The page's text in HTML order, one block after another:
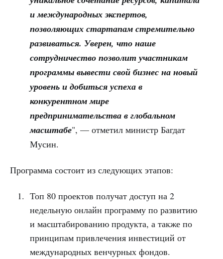
и международных экспертов,
позволяющих стартапам стремительно
развиваться. Уверен, что наше
сотрудничество позволит участникам
программы вывести свой бизнес на новый
уровень и добиться успеха в
конкурентном мире
предпринимательства в глобальном
масштабе", — отметил министр Багдат
Мусин.
Программа состоит из следующих этапов:
Топ 80 проектов получат доступ на 2
недельную онлайн программу по развитию
и масштабированию продукта, а также по
принципам привлечения инвестиций от
международных венчурных фондов.